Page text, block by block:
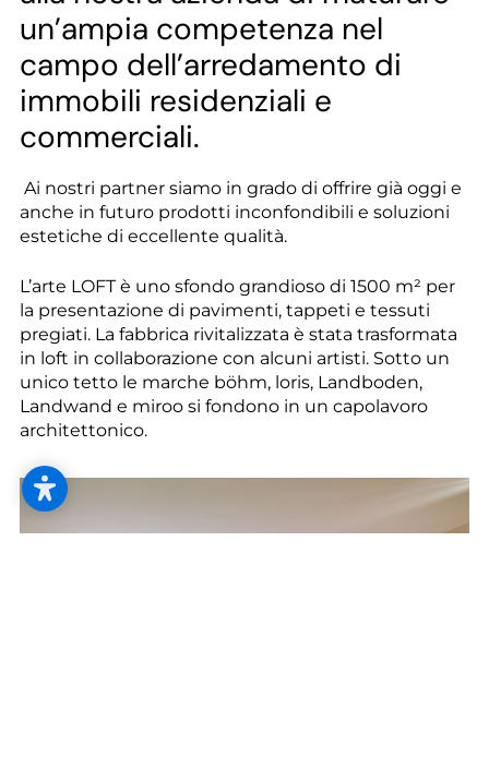
--
--
un’ampia competenza nel
campo dell’arredamento di
immobili residenziali e
commerciali.
Ai nostri partner siamo in grado di offrire già oggi e
anche in futuro prodotti inconfondibili e soluzioni
estetiche di eccellente qualità.
L’arte LOFT è uno sfondo grandioso di 1500 m² per
la presentazione di pavimenti, tappeti e tessuti
pregiati. La fabbrica rivitalizzata è stata trasformata
in loft in collaborazione con alcuni artisti. Sotto un
unico tetto le marche böhm, loris, Landboden,
Landwand e miroo si fondono in un capolavoro
architettonico.